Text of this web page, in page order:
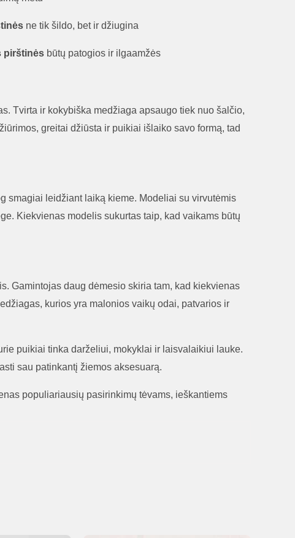
ne tik šildo, bet ir džiugina
pirštinės būtų patogios ir ilgaamžės
Tvirta ir kokybiška medžiaga apsaugo tiek nuo šalčio,
greitai džiūsta ir puikiai išlaiko savo formą, tad
smagiai leidžiant laiką kieme. Modeliai su virvutėmis
Kiekvienas modelis sukurtas taip, kad vaikams būtų
Gamintojas daug dėmesio skiria tam, kad kiekvienas
kurios yra malonios vaikų odai, patvarios ir
puikiai tinka darželiui, mokyklai ir laisvalaikiui lauke.
sau patinkantį žiemos aksesuarą.
populiariausių pasirinkimų tėvams, ieškantiems